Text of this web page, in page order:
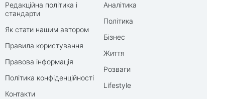
Редакційна політика і
стандарти
Як стати нашим автором
Правила користування
Правова інформація
Політика конфіденційності
Контакти
Аналітика
Політика
Бізнес
Життя
Розваги
Lifestyle